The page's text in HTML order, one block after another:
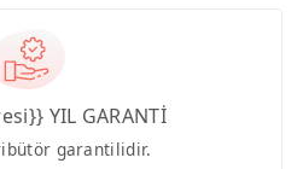
YIL GARANTİ
garantilidir.